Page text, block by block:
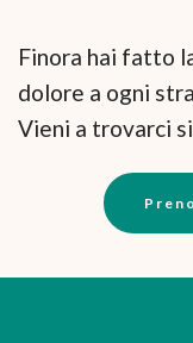
Finora hai fatto
dolore a ogni
Vieni a trovarci